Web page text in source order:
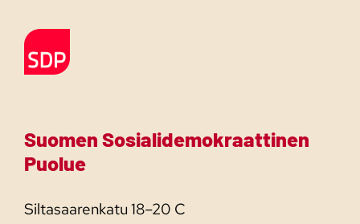
Etusivulle
Suomen Sosialidemokraattinen
Puolue
Siltasaarenkatu 18–20 C